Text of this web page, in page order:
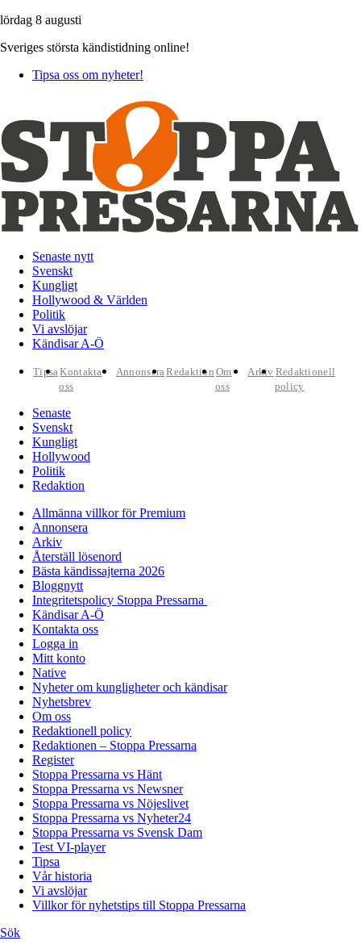
lördag 8 augusti
Sveriges största kändistidning online!
Tipsa oss om nyheter!
Senaste nytt
Svenskt
Kungligt
Hollywood & Världen
Politik
Vi avslöjar
Kändisar A-Ö
TipsaKontakta
oss
AnnonseraRedaktion Om
oss
Arkiv Redaktionell
policy
Senaste
Svenskt
Kungligt
Hollywood
Politik
Redaktion
Allmänna villkor för Premium
Annonsera
Arkiv
Återställ lösenord
Bästa kändissajterna 2026
Bloggnytt
Integritetspolicy Stoppa Pressarna
Kändisar A-Ö
Kontakta oss
Logga in
Mitt konto
Native
Nyheter om kungligheter och kändisar
Nyhetsbrev
Om oss
Redaktionell policy
Redaktionen – Stoppa Pressarna
Register
Stoppa Pressarna vs Hänt
Stoppa Pressarna vs Newsner
Stoppa Pressarna vs Nöjeslivet
Stoppa Pressarna vs Nyheter24
Stoppa Pressarna vs Svensk Dam
Test VI-player
Tipsa
Vår historia
Vi avslöjar
Villkor för nyhetstips till Stoppa Pressarna
Sök